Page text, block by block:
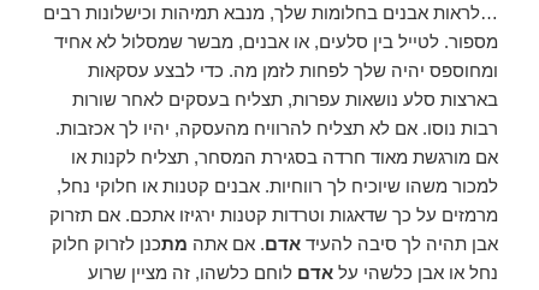
…לראות אבנים בחלומות שלך, מנבא תמיהות וכישלונות רבים
מספור. לטייל בין סלעים, או אבנים, מבשר שמסלול לא אחיד
ומחוספס יהיה שלך לפחות לזמן מה. כדי לבצע עסקאות
בארצות סלע נושאות עפרות, תצליח בעסקים לאחר שורות
רבות נוסו. אם לא תצליח להרוויח מהעסקה, יהיו לך אכזבות.
אם מורגשת מאוד חרדה בסגירת המסחר, תצליח לקנות או
למכור משהו שיוכיח לך רווחיות. אבנים קטנות או חלוקי נחל,
מרמזים על כך שדאגות וטרדות קטנות ירגיזו אתכם. אם תזרוק
אבן תהיה לך סיבה להעידאדם. אם אתה מתכנן לזרוק חלוק
נחל או אבן כלשהי עלאדם לוחם כלשהו, ​​זה מציין שרוע